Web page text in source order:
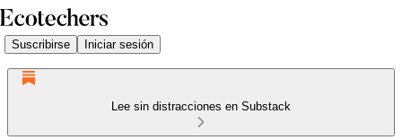
Suscribirse Iniciar sesión
Lee sin distracciones en Substack